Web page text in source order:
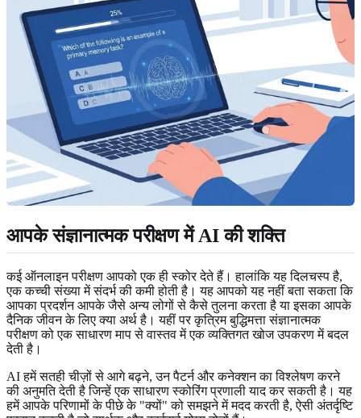
आपके संज्ञानात्मक परीक्षण में AI की शक्ति
कई ऑनलाइन परीक्षण आपको एक ही स्कोर देते हैं। हालांकि यह दिलचस्प है,
एक कच्ची संख्या में संदर्भ की कमी होती है। यह आपको यह नहीं बता सकता कि
आपका प्रदर्शन आपके जैसे अन्य लोगों से कैसे तुलना करता है या इसका आपके
दैनिक जीवन के लिए क्या अर्थ है। यहीं पर कृत्रिम बुद्धिमत्ता संज्ञानात्मक
परीक्षण को एक साधारण माप से वास्तव में एक व्यक्तिगत खोज उपकरण में बदल
देती है।
AI हमें सतही चीज़ों से आगे बढ़ने, उन पैटर्न और कनेक्शन का विश्लेषण करने
की अनुमति देती है जिन्हें एक साधारण स्कोरिंग प्रणाली याद कर सकती है। यह
हमें आपके परिणामों के पीछे के "क्यों" को समझने में मदद करती है, ऐसी अंतर्दृष्टि